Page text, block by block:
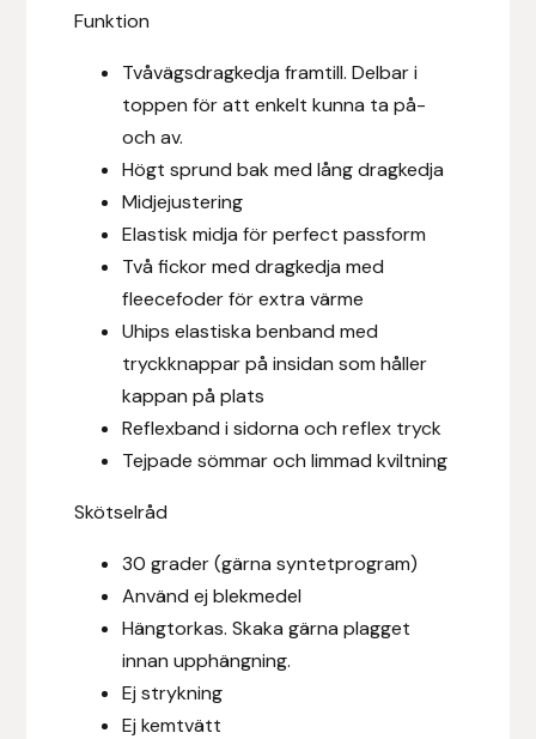
Funktion
Tvåvägsdragkedja framtill. Delbar i
toppen för att enkelt kunna ta på-
och av.
Högt sprund bak med lång dragkedja
Midjejustering
Elastisk midja för perfect passform
Två fickor med dragkedja med
fleecefoder för extra värme
Uhips elastiska benband med
tryckknappar på insidan som håller
kappan på plats
Reflexband i sidorna och reflex tryck
Tejpade sömmar och limmad kviltning
Skötselråd
30 grader (gärna syntetprogram)
Använd ej blekmedel
Hängtorkas. Skaka gärna plagget
innan upphängning.
Ej strykning
Ej kemtvätt
J&S Saddlery
Källquist Equestrian
Karlslund
Kidka of Iceland
Klisterdekaler.se
Ky Rotary Bit